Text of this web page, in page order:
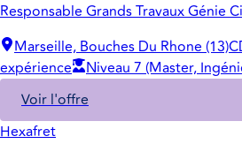
Responsable Grands Travaux Génie
Marseille, Bouches Du Rhone (13)
expérience
Niveau 7 (Master,
Voir l'offre
Hexafret